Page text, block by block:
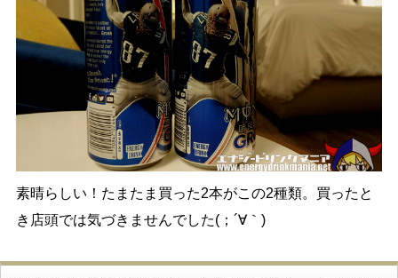
素晴らしい！たまたま買った2本がこの2種類。買ったと
き店頭では気づきませんでした(；´∀｀)